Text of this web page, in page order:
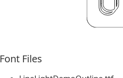
Font Files